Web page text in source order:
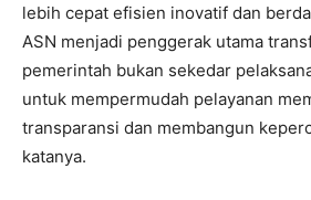
lebih cepat efisien inovatif dan
ASN menjadi penggerak utama
pemerintah bukan sekedar
untuk mempermudah pelayanan
transparansi dan membangun
katanya.